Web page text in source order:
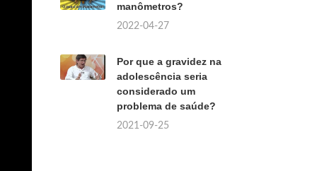
manômetros?
2022-04-27
Por que a gravidez na
adolescência seria
considerado um
problema de saúde?
2021-09-25